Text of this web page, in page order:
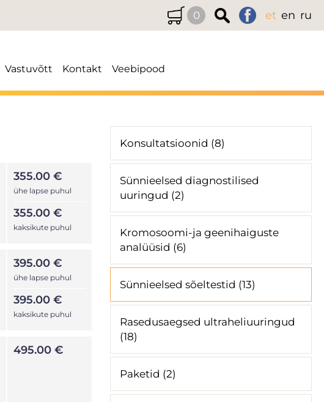
0 et en ru
Vastuvõtt Kontakt Veebipood
355.00 €
ühe lapse puhul
355.00 €
kaksikute puhul
395.00 €
ühe lapse puhul
395.00 €
kaksikute puhul
495.00 €
Konsultatsioonid (8)
Sünnieelsed diagnostilised
uuringud (2)
Kromosoomi-ja geenihaiguste
analüüsid (6)
Sünnieelsed sõeltestid (13)
Rasedusaegsed ultraheliuuringud
(18)
Paketid (2)